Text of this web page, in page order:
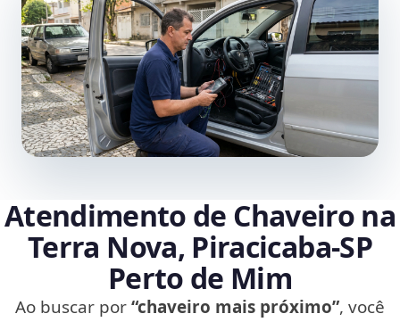
Atendimento de Chaveiro na
Terra Nova, Piracicaba‑SP
Perto de Mim
Ao buscar por“chaveiro mais próximo”, você